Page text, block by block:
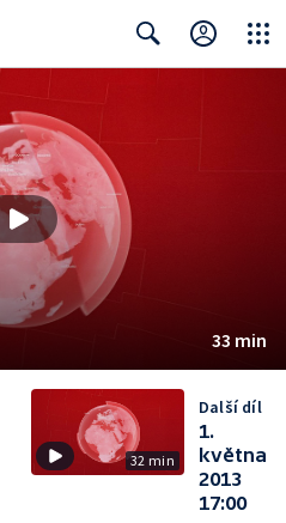
33 min
32 min
Další díl
1.
května
2013
17:00